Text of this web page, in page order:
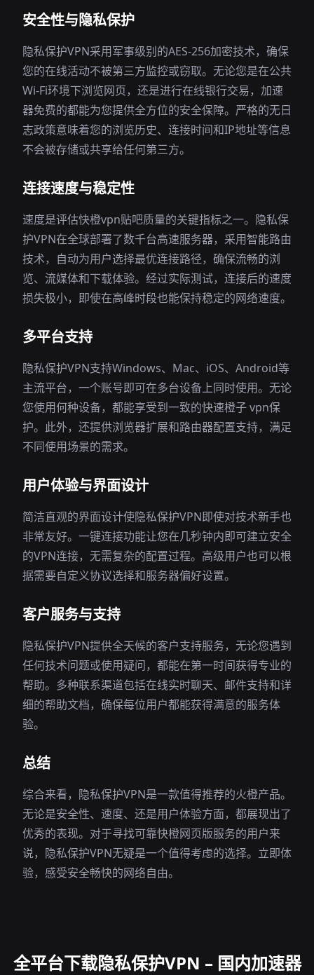
安全性与隐私保护
隐私保护VPN采用军事级别的AES-256加密技术，确保
您的在线活动不被第三方监控或窃取。无论您是在公共
Wi-Fi环境下浏览网页，还是进行在线银行交易，加速
器免费的都能为您提供全方位的安全保障。严格的无日
志政策意味着您的浏览历史、连接时间和IP地址等信息
不会被存储或共享给任何第三方。
连接速度与稳定性
速度是评估快橙vpn贴吧质量的关键指标之一。隐私保
护VPN在全球部署了数千台高速服务器，采用智能路由
技术，自动为用户选择最优连接路径，确保流畅的浏
览、流媒体和下载体验。经过实际测试，连接后的速度
损失极小，即使在高峰时段也能保持稳定的网络速度。
多平台支持
隐私保护VPN支持Windows、Mac、iOS、Android等
主流平台，一个账号即可在多台设备上同时使用。无论
您使用何种设备，都能享受到一致的快速橙子 vpn保
护。此外，还提供浏览器扩展和路由器配置支持，满足
不同使用场景的需求。
用户体验与界面设计
简洁直观的界面设计使隐私保护VPN即使对技术新手也
非常友好。一键连接功能让您在几秒钟内即可建立安全
的VPN连接，无需复杂的配置过程。高级用户也可以根
据需要自定义协议选择和服务器偏好设置。
客户服务与支持
隐私保护VPN提供全天候的客户支持服务，无论您遇到
任何技术问题或使用疑问，都能在第一时间获得专业的
帮助。多种联系渠道包括在线实时聊天、邮件支持和详
细的帮助文档，确保每位用户都能获得满意的服务体
验。
总结
综合来看，隐私保护VPN是一款值得推荐的火橙产品。
无论是安全性、速度、还是用户体验方面，都展现出了
优秀的表现。对于寻找可靠快橙网页版服务的用户来
说，隐私保护VPN无疑是一个值得考虑的选择。立即体
验，感受安全畅快的网络自由。
全平台下载隐私保护VPN – 国内加速器